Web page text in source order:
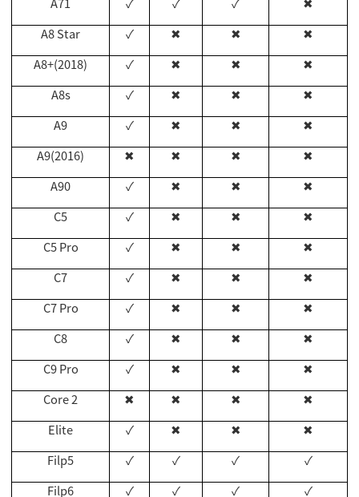
A8 Star
✓ ✖ ✖
✖
A8+(2018)
✓ ✖ ✖
✖
A8s
✓ ✖ ✖
✖
A9
✓ ✖ ✖
✖
A9(2016)
✖ ✖ ✖
✖
A90
✓ ✖ ✖
✖
C5
✓ ✖ ✖
✖
C5 Pro
✓ ✖ ✖
✖
C7
✓ ✖ ✖
✖
C7 Pro
✓ ✖ ✖
✖
C8
✓ ✖ ✖
✖
C9 Pro
✓ ✖ ✖
✖
Core 2
✖ ✖ ✖
✖
Elite
✓ ✖ ✖
✖
Filp5
✓ ✓ ✓
✓
Filp6
✓ ✓ ✓ ✓